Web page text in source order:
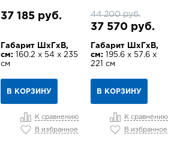
37 185 руб.
Габарит ШхГхВ,
см:
160.2 х 54 х 235
см
В КОРЗИНУ
К сравнению
В избранное
44 200 руб.
37 570 руб.
Габарит ШхГхВ,
см: 195.6 х 57.6 х
221 см
В КОРЗИНУ
К сравнению
В избранное